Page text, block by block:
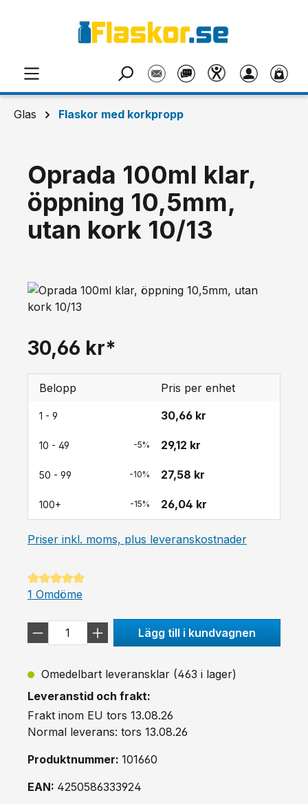
Glas Flaskor med korkpropp
Oprada 100ml klar,
öppning 10,5mm,
utan kork 10/13
30,66 kr*
Belopp Pris per enhet
1 - 9 30,66 kr
10 - 49 -5% 29,12 kr
50 - 99 -10% 27,58 kr
100+ -15% 26,04 kr
Priser inkl. moms, plus leveranskostnader
Genomsnittligt betyg på 5 av 5 stjärnor
1 Omdöme
Lägg till i kundvagnen
Omedelbart leveransklar (463 i lager)
Leveranstid och frakt:
Frakt inom EU tors 13.08.26
Normal leverans: tors 13.08.26
Produktnummer: 101660
EAN: 4250586333924